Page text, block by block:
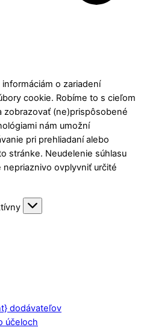
o zariadení
cookie. Robíme to s cieľom
zobrazovať (ne)prispôsobené
nám umožní
pri prehliadaní alebo
stránke. Neudelenie súhlasu
ovplyvniť určité
dodávateľov
účeloch